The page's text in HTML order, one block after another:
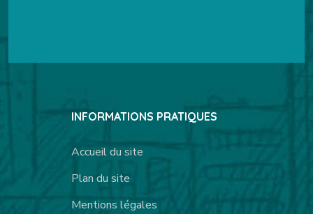
INFORMATIONS PRATIQUES
Accueil du site
Plan du site
Mentions légales